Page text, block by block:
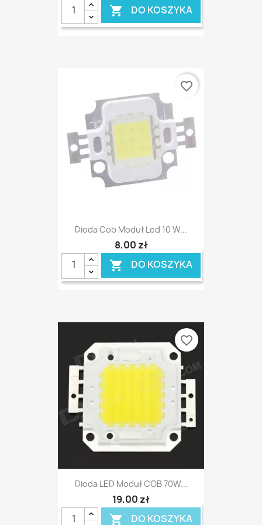
 DO KOSZYKA
Dioda Cob Moduł Led 10 W...
8,00 zł
 DO KOSZYKA
favorite_border
Dioda LED Moduł COB 70W...
19,00 zł
 DO KOSZYKA
favorite_border